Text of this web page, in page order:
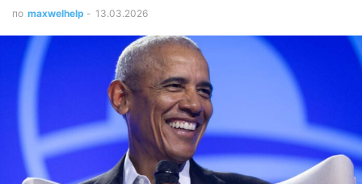
по maxwelhelp - 13.03.2026